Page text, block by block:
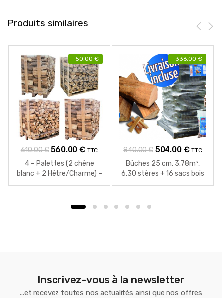
Produits similaires
-50.00 €
610.00€ Le
prix
initial
était :
560.00€Le
prix
actuel
est :
TTC
4 – Palettes (2 chêne
blanc + 2 Hêtre/Charme) –
Bûches de 40 cm
-336.00 €
840.00€ Le
prix
initial
était :
504.00 €Le
prix
actuel
est :
TTC
Bûches 25 cm, 3.78m³,
6.30 stères + 16 sacs bois
d’allumage
Inscrivez-vous à la newsletter
...et recevez toutes nos actualités ainsi que nos offres